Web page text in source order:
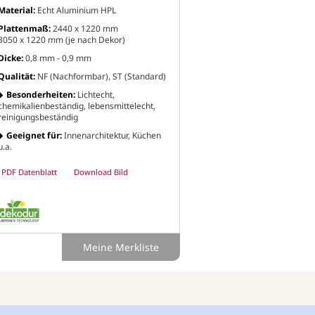
Echt Aluminium HPL
2440 x 1220 mm
x 1220 mm (je nach Dekor)
0,8 mm - 0,9 mm
NF (Nachformbar), ST (Standard)
Besonderheiten: Lichtecht,
lebensmittelecht,
Geeignet für:Innenarchitektur, Küchen
PDF Datenblatt Download Bild
Meine Merkliste